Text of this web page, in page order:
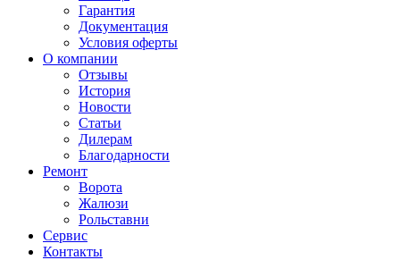
Гарантия
Документация
Условия оферты
О компании
Отзывы
История
Новости
Статьи
Дилерам
Благодарности
Ремонт
Ворота
Жалюзи
Рольставни
Сервис
Контакты